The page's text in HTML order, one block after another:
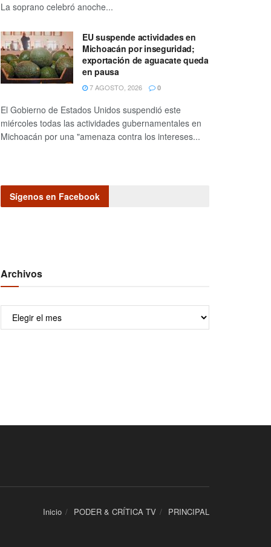
La soprano celebró anoche...
EU suspende actividades en
Michoacán por inseguridad;
exportación de aguacate queda
en pausa
7 AGOSTO, 2026 0
El Gobierno de Estados Unidos suspendió este
miércoles todas las actividades gubernamentales en
Michoacán por una "amenaza contra los intereses...
Sígenos en Facebook
Archivos
Archivos
Inicio PODER & CRÍTICA TV PRINCIPAL